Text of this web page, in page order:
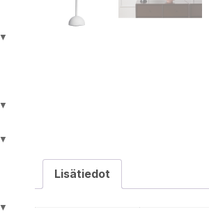
▼
▼
▼
▼
Lisätiedot